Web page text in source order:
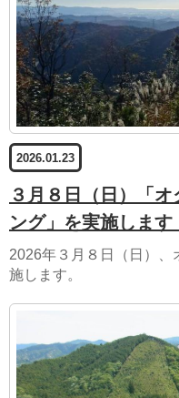
2026.01.23
３月８日（日）「
ング」を実施します
2026年３月８日（日）、
施します。